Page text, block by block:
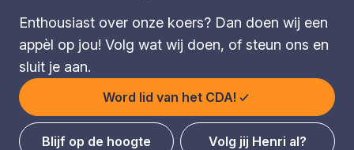
Enthousiast over onze koers? Dan doen wij een
appèl op jou! Volg wat wij doen, of steun ons en
sluit je aan.
Word lid van het CDA!
Blijf op de hoogte Volg jij Henri al?